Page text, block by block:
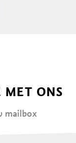
MET ONS
mailbox